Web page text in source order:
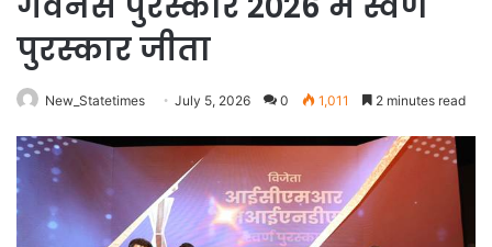
पुरस्‍कार जीता
New_Statetimes July 5, 2026 0 1,011 2 minutes read